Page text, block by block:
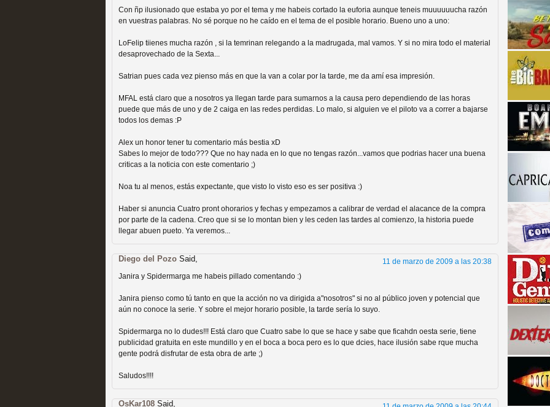
Recomendación de la semana
Las series de 10 temporadas están en peligro de
MOLTISANTI
Recomendación de la semana
Expediente X: Guía para descubrir la "verdad"
MOLTISANTI
Con ñp ilusionado que estaba yo por el tema y me habeis cortado la euforia aunque teneis muuuuuucha razón
en vuestras palabras. No sé porque no he caído en el tema de el posible horario. Bueno uno a uno:
LoFelip tiienes mucha razón , si la temrinan relegando a la madrugada, mal vamos. Y si no mira todo el material
desaprovechado de la Sexta...
Satrian pues cada vez pienso más en que la van a colar por la tarde, me da amí esa impresión.
MFAL está claro que a nosotros ya llegan tarde para sumarnos a la causa pero dependiendo de las horas
puede que más de uno y de 2 caiga en las redes perdidas. Lo malo, si alguien ve el piloto va a correr a bajarse
todos los demas :P
Alex un honor tener tu comentario más bestia xD
Sabes lo mejor de todo??? Que no hay nada en lo que no tengas razón...vamos que podrias hacer una buena
criticas a la noticia con este comentario ;)
Noa tu al menos, estás expectante, que visto lo visto eso es ser positiva :)
Haber si anuncia Cuatro pront ohorarios y fechas y empezamos a calibrar de verdad el alacance de la compra
por parte de la cadena. Creo que si se lo montan bien y les ceden las tardes al comienzo, la historia puede
llegar abuen pueto. Ya veremos...
Diego del Pozo Said,
11 de marzo de 2009 a las 20:38
Janira y Spidermarga me habeis pillado comentando :)
Janira pienso como tú tanto en que la acción no va dirigida a"nosotros" si no al público joven y potencial que
aún no conoce la serie. Y sobre el mejor horario posible, la tarde sería lo suyo.
Spidermarga no lo dudes!!! Está claro que Cuatro sabe lo que se hace y sabe que ficahdn oesta serie, tiene
publicidad gratuita en este mundillo y en el boca a boca pero es lo que dcies, hace ilusión sabe rque mucha
gente podrá disfrutar de esta obra de arte ;)
Saludos!!!!
OsKar108 Said,